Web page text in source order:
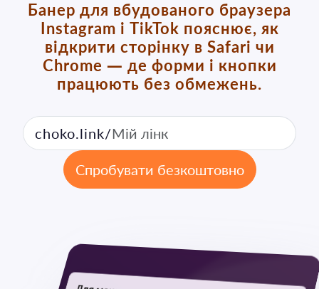
Банер для вбудованого браузера
Instagram і TikTok пояснює, як
відкрити сторінку в Safari чи
Chrome — де форми і кнопки
працюють без обмежень.
choko.link/
Спробувати безкоштовно